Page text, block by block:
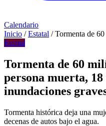
Calendario
Inicio / Estatal / Tormenta de
Estatal
Tormenta de 60
persona muerta,
inundaciones
Tormenta histórica deja una
decenas de autos bajo el agua.